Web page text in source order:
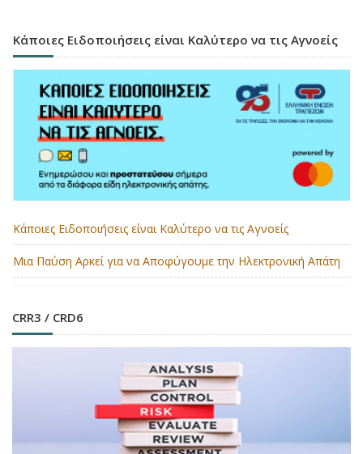
Κάποιες Ειδοποιήσεις είναι Καλύτερο να τις Αγνοείς
Κάποιες Ειδοποιήσεις είναι Καλύτερο να τις Αγνοείς
Μια Παύση Αρκεί για να Αποφύγουμε την Ηλεκτρονική Απάτη
CRR3 / CRD6